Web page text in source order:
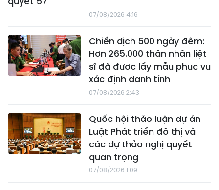
07/08/2026 4:16
Chiến dịch 500 ngày đêm:
Hơn 265.000 thân nhân liệt
sĩ đã được lấy mẫu phục vụ
xác định danh tính
07/08/2026 2:43
Quốc hội thảo luận dự án
Luật Phát triển đô thị và
các dự thảo nghị quyết
quan trọng
07/08/2026 1:09